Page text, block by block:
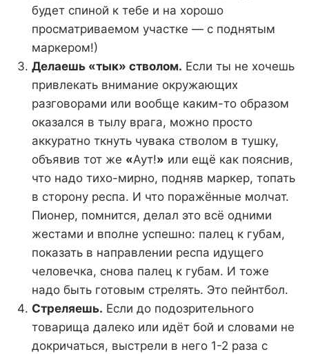
будет спиной к тебе и на хорошо
просматриваемом участке — с поднятым
маркером!)
Делаешь «тык» стволом. Если ты не хочешь
привлекать внимание окружающих
разговорами или вообще каким-то образом
оказался в тылу врага, можно просто
аккуратно ткнуть чувака стволом в тушку,
объявив тот же «Аут!» или ещё как пояснив,
что надо тихо-мирно, подняв маркер, топать
в сторону респа. И что поражённые молчат.
Пионер, помнится, делал это всё одними
жестами и вполне успешно: палец к губам,
показать в направлении респа идущего
человечка, снова палец к губам. И тоже
надо быть готовым стрелять. Это пейнтбол.
Стреляешь. Если до подозрительного
товарища далеко или идёт бой и словами не
докричаться, выстрели в него 1-2 раза с